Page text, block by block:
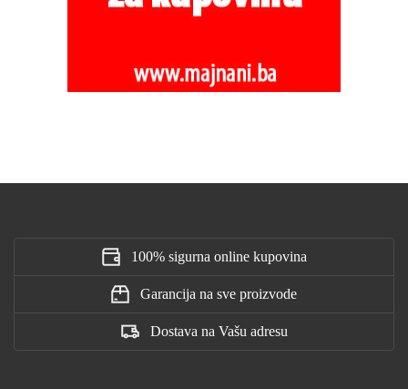
100% sigurna online kupovina
Garancija na sve proizvode
Dostava na Vašu adresu